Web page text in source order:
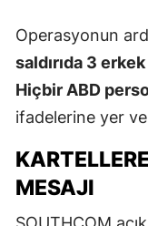
Operasyonun
saldırıda 3
Hiçbir ABD
ifadelerine yer
MESAJI